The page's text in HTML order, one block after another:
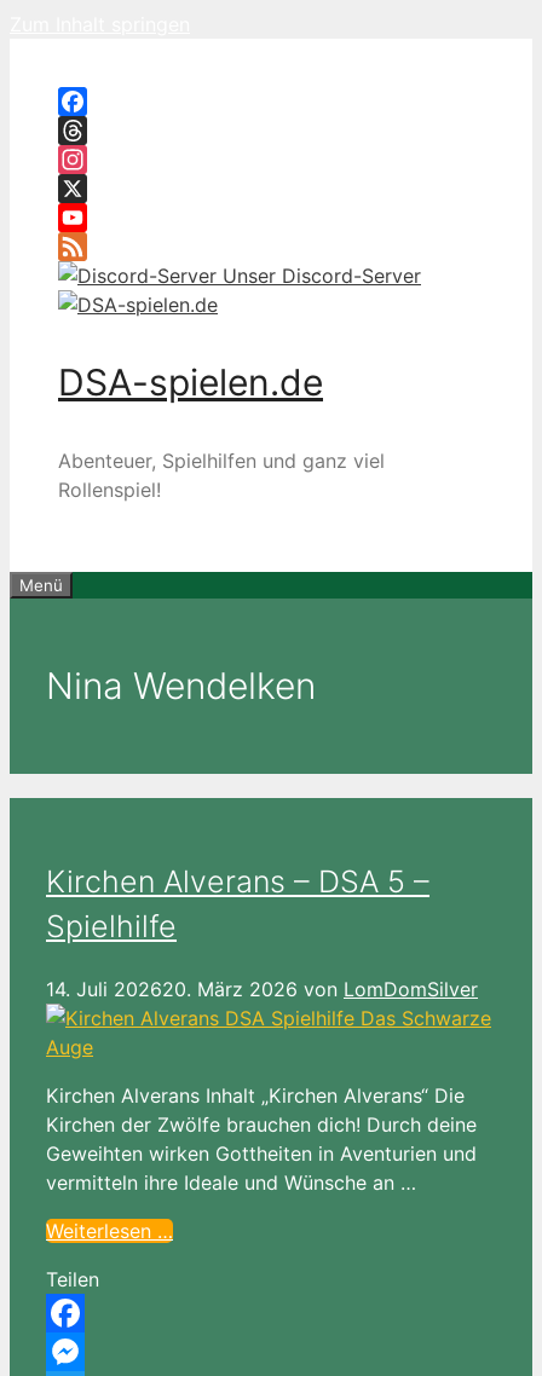
Facebook
Threads
Instagram
X
YouTube
Feed
Unser Discord-Server
DSA-spielen.de
Abenteuer, Spielhilfen und ganz viel
Rollenspiel!
Menü
Nina Wendelken
Kirchen Alverans – DSA 5 –
Spielhilfe
14. Juli 202620. März 2026 von LomDomSilver
Kirchen Alverans Inhalt „Kirchen Alverans“ Die
Kirchen der Zwölfe brauchen dich! Durch deine
Geweihten wirken Gottheiten in Aventurien und
vermitteln ihre Ideale und Wünsche an …
Weiterlesen …
Teilen
Facebook